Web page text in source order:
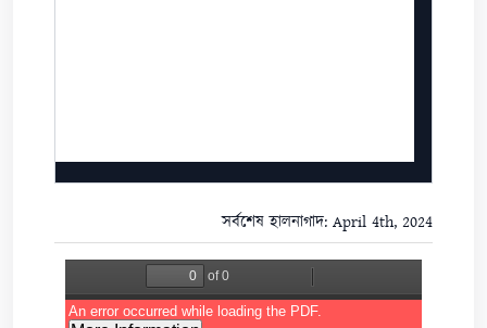
সর্বশেষ হালনাগাদ: April 4th, 2024